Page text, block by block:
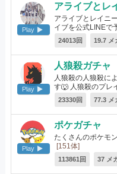
Play
アライブとレ
アライブとレイニ
イブを公式LINEで
24013回 19.7 メ
Play
人狼殺ガチャ
人狼殺の人狼殺に
す🐺 人狼殺のプレ
23330回 77.3 メ
Play
ポケガチャ
たくさんのポケモ
[151体]
113861回 37 メ